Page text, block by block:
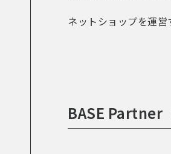
ネットショップを運営
BASE Partner